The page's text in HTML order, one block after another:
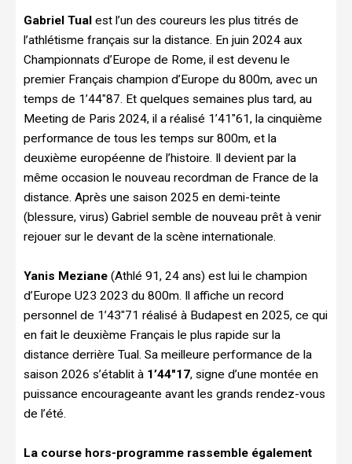
Gabriel Tual est l’un des coureurs les plus titrés de
l’athlétisme français sur la distance. En juin 2024 aux
Championnats d’Europe de Rome, il est devenu le
premier Français champion d’Europe du 800m, avec un
temps de 1’44″87. Et quelques semaines plus tard, au
Meeting de Paris 2024, il a réalisé 1’41″61, la cinquième
performance de tous les temps sur 800m, et la
deuxième européenne de l’histoire. Il devient par la
même occasion le nouveau recordman de France de la
distance. Après une saison 2025 en demi-teinte
(blessure, virus) Gabriel semble de nouveau prêt à venir
rejouer sur le devant de la scène internationale.
Yanis Meziane (Athlé 91, 24 ans) est lui le champion
d’Europe U23 2023 du 800m. Il affiche un record
personnel de 1’43″71 réalisé à Budapest en 2025, ce qui
en fait le deuxième Français le plus rapide sur la
distance derrière Tual. Sa meilleure performance de la
saison 2026 s’établit à 1’44″17, signe d’une montée en
puissance encourageante avant les grands rendez-vous
de l’été.
La course hors-programme rassemble également